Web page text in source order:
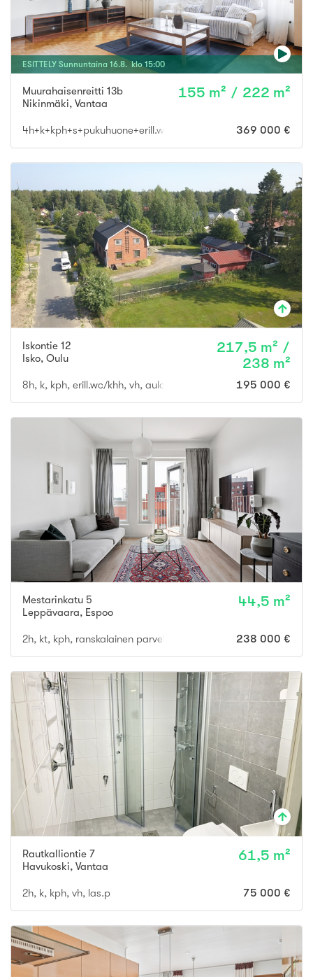
ESITTELY Sunnuntaina 16.8. klo15:00
Muurahaisenreitti 13b
Nikinmäki, Vantaa
155 m² / 222 m²
4h+k+kph+s+pukuhuone+erill.wc+takkah+vh+khh+autotalli
369 000 €
Iskontie 12
Isko, Oulu
217,5 m² /
238 m²
8h, k, kph, erill.wc/khh, vh, aula, Kellaritilat (runsaasti
195 000 €
Mestarinkatu 5
Leppävaara, Espoo
44,5 m²
2h, kt, kph, ranskalainen parveke 238 000 €
Rautkalliontie 7
Havukoski, Vantaa
61,5 m²
2h, k, kph, vh, las.p 75 000 €